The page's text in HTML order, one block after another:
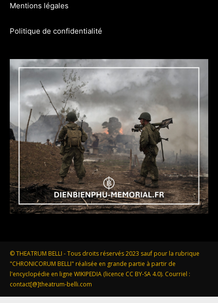
Mentions légales
Politique de confidentialité
© THEATRUM BELLI - Tous droits réservés 2023 sauf pour la rubrique
"CHRONICORUM BELLI" réalisée en grande partie à partir de
l'encyclopédie en ligne WIKIPEDIA (licence CC BY-SA 4.0). Courriel :
contact[@]theatrum-belli.com